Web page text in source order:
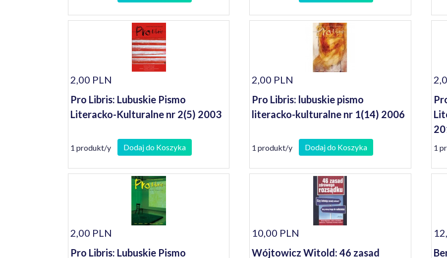
2,00 PLN
Pro Libris: Lubuskie Pismo
Literacko-Kulturalne nr 2(5) 2003
1 produkt/y Dodaj do Koszyka
2,00 PLN
Pro Libris: lubuskie pismo
literacko-kulturalne nr 1(14) 2006
1 produkt/y Dodaj do Koszyka 1
2,00 PLN
Pro Libris: Lubuskie Pismo
10,00 PLN
Wójtowicz Witold: 46 zasad